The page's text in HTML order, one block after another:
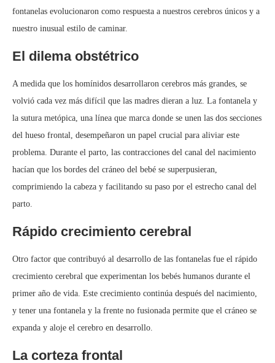
fontanelas evolucionaron como respuesta a nuestros cerebros únicos y a
nuestro inusual estilo de caminar.
El dilema obstétrico
A medida que los homínidos desarrollaron cerebros más grandes, se
volvió cada vez más difícil que las madres dieran a luz. La fontanela y
la sutura metópica, una línea que marca donde se unen las dos secciones
del hueso frontal, desempeñaron un papel crucial para aliviar este
problema. Durante el parto, las contracciones del canal del nacimiento
hacían que los bordes del cráneo del bebé se superpusieran,
comprimiendo la cabeza y facilitando su paso por el estrecho canal del
parto.
Rápido crecimiento cerebral
Otro factor que contribuyó al desarrollo de las fontanelas fue el rápido
crecimiento cerebral que experimentan los bebés humanos durante el
primer año de vida. Este crecimiento continúa después del nacimiento,
y tener una fontanela y la frente no fusionada permite que el cráneo se
expanda y aloje el cerebro en desarrollo.
La corteza frontal